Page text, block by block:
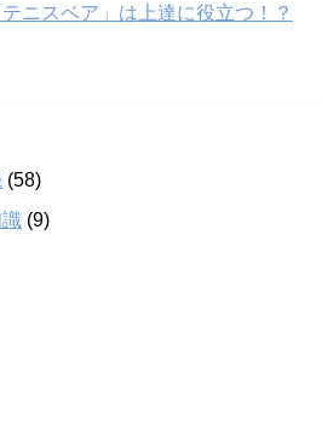
ニスベア」は上達に役立つ！？
(58)
(9)